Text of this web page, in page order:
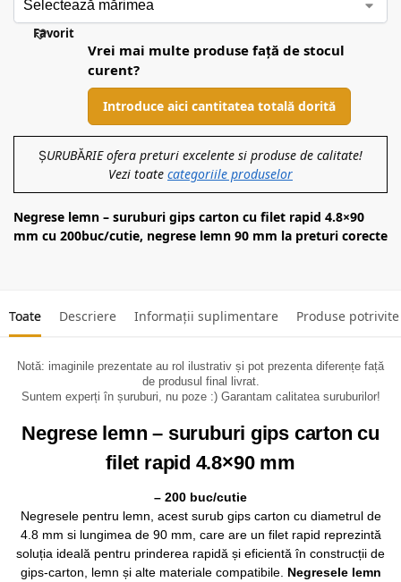
Favorit
Vrei mai multe produse față de stocul
curent?
Introduce aici cantitatea totală dorită
ȘURUBĂRIE ofera preturi excelente si produse de calitate!
Vezi toate categoriile produselor
Negrese lemn – suruburi gips carton cu filet rapid 4.8×90
mm cu 200buc/cutie, negrese lemn 90 mm la preturi corecte
Toate Descriere Informații suplimentare Produse potrivite
Notă: imaginile prezentate au rol ilustrativ și pot prezenta diferențe față
de produsul final livrat.
Suntem experți în șuruburi, nu poze :) Garantam calitatea suruburilor!
Negrese lemn – suruburi gips carton cu
filet rapid 4.8×90 mm
– 200 buc/cutie
Negresele pentru lemn, acest surub gips carton cu diametrul de
4.8 mm si lungimea de 90 mm, care are un filet rapid reprezintă
soluția ideală pentru prinderea rapidă și eficientă în construcții de
gips-carton, lemn și alte materiale compatibile. Negresele lemn